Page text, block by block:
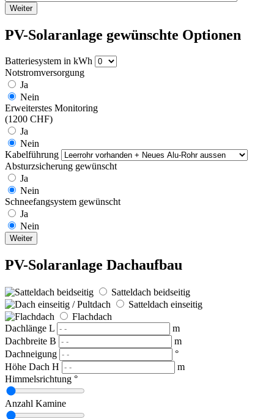
Weiter
PV-Solaranlage gewünschte Optionen
Batteriesystem in kWh
Notstromversorgung
Ja
Nein
Erweiterstes Monitoring
(1200 CHF)
Ja
Nein
Kabelführung
Absturzsicherung gewünscht
Ja
Nein
Schneefangsystem gewünscht
Ja
Nein
Weiter
PV-Solaranlage Dachaufbau
Satteldach beidseitig
Satteldach einseitig
Flachdach
Dachlänge L
m
Dachbreite B
m
Dachneigung
°
Höhe Dach H
m
Himmelsrichtung °
Anzahl Kamine